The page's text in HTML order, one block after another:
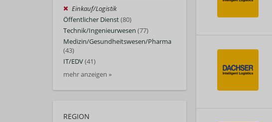
Einkauf/Logistik
Öffentlicher Dienst(80)
Technik/Ingenieurwesen (77)
Medizin/Gesundheitswesen/Pharma
(43)
IT/EDV(41)
mehr anzeigen »
REGION